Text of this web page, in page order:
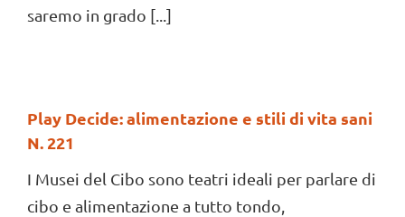
saremo in grado [...]
Play Decide: alimentazione e stili di vita sani
N. 221
I Musei del Cibo sono teatri ideali per parlare di
cibo e alimentazione a tutto tondo,